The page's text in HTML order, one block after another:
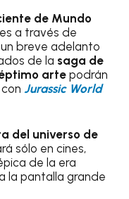
de Mundo
a través de
breve adelanto
de la saga de
artepodrán
con Jurassic World
del universo de
sólo en cines,
de la era
la pantalla grande